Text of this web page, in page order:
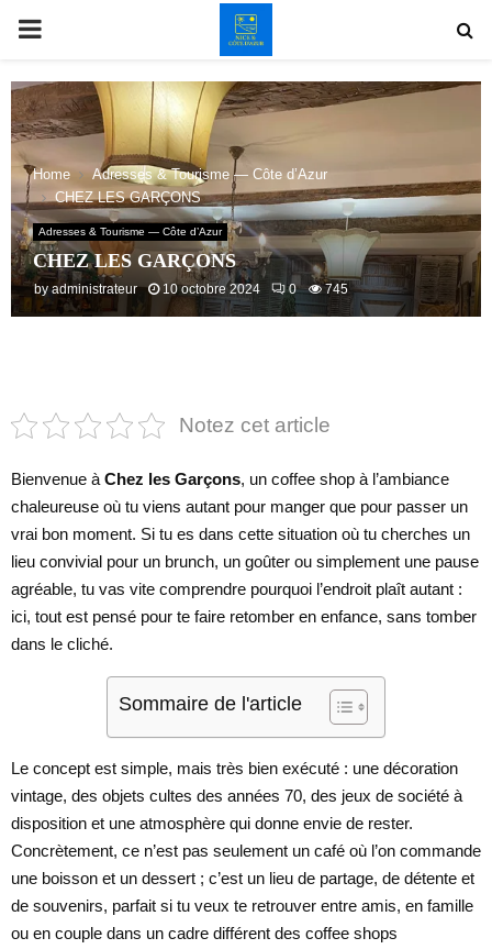
PRIMARY
MENU
Home
Adresses & Tourisme — Côte d’Azur
CHEZ LES GARÇONS
Adresses & Tourisme — Côte d’Azur
CHEZ LES GARÇONS
by administrateur 10 octobre 2024 0 745
Notez cet article
Bienvenue à Chez les Garçons, un coffee shop à l’ambiance
chaleureuse où tu viens autant pour manger que pour passer un
vrai bon moment. Si tu es dans cette situation où tu cherches un
lieu convivial pour un brunch, un goûter ou simplement une pause
agréable, tu vas vite comprendre pourquoi l’endroit plaît autant :
ici, tout est pensé pour te faire retomber en enfance, sans tomber
dans le cliché.
Sommaire de l'article
Le concept est simple, mais très bien exécuté : une décoration
vintage, des objets cultes des années 70, des jeux de société à
disposition et une atmosphère qui donne envie de rester.
Concrètement, ce n’est pas seulement un café où l’on commande
une boisson et un dessert ; c’est un lieu de partage, de détente et
de souvenirs, parfait si tu veux te retrouver entre amis, en famille
ou en couple dans un cadre différent des coffee shops